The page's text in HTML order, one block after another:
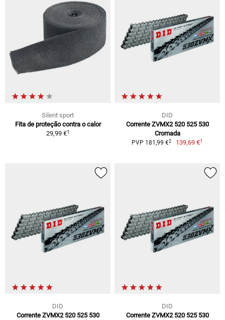
Silent sport
Fita de proteção contra o calor
29,99 €1
DID
Corrente ZVMX2 520 525 530
Cromada
PVP 181,99 €2 139,69 €1
DID
Corrente ZVMX2 520 525 530
DID
Corrente ZVMX2 520 525 530